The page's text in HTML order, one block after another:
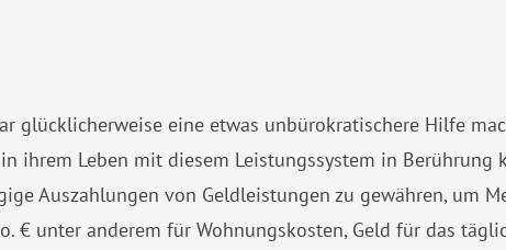
glücklicherweise eine etwas unbürokratischere Hilfe
ihrem Leben mit diesem Leistungssystem in Berührung
Auszahlungen von Geldleistungen zu gewähren, um
€ unter anderem für Wohnungskosten, Geld für das